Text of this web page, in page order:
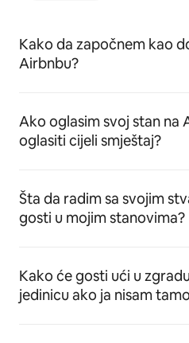
Kako da započnem kao
Airbnbu?
Ako oglasim svoj stan na
oglasiti cijeli smještaj?
Šta da radim sa svojim
gosti u mojim stanovima?
Kako će gosti ući u
jedinicu ako ja nisam